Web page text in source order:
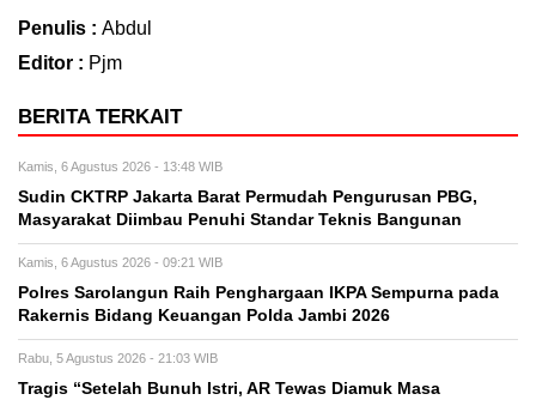
Penulis : Abdul
Editor : Pjm
BERITA TERKAIT
Kamis, 6 Agustus 2026 - 13:48 WIB
Sudin CKTRP Jakarta Barat Permudah Pengurusan PBG,
Masyarakat Diimbau Penuhi Standar Teknis Bangunan
Kamis, 6 Agustus 2026 - 09:21 WIB
Polres Sarolangun Raih Penghargaan IKPA Sempurna pada
Rakernis Bidang Keuangan Polda Jambi 2026
Rabu, 5 Agustus 2026 - 21:03 WIB
Tragis “Setelah Bunuh Istri, AR Tewas Diamuk Masa